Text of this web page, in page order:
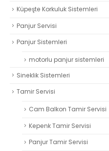
Küpeşte Korkuluk Sistemleri
Panjur Servisi
Panjur Sistemleri
motorlu panjur sistemleri
Sineklik Sistemleri
Tamir Servisi
Cam Balkon Tamir Servisi
Kepenk Tamir Servisi
Panjur Tamir Servisi